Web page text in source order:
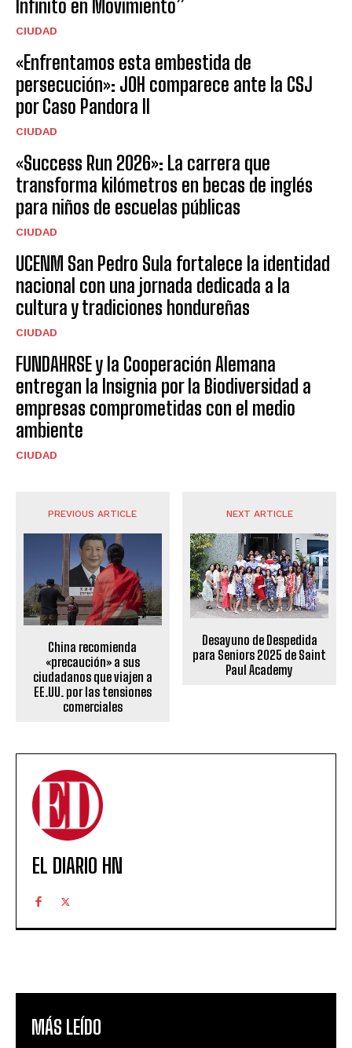
Infinito en Movimiento”
CIUDAD
«Enfrentamos esta embestida de
persecución»: JOH comparece ante la CSJ
por Caso Pandora II
CIUDAD
«Success Run 2026»: La carrera que
transforma kilómetros en becas de inglés
para niños de escuelas públicas
CIUDAD
UCENM San Pedro Sula fortalece la identidad
nacional con una jornada dedicada a la
cultura y tradiciones hondureñas
CIUDAD
FUNDAHRSE y la Cooperación Alemana
entregan la Insignia por la Biodiversidad a
empresas comprometidas con el medio
ambiente
CIUDAD
PREVIOUS ARTICLE
China recomienda
«precaución» a sus
ciudadanos que viajen a
EE.UU. por las tensiones
comerciales
NEXT ARTICLE
Desayuno de Despedida
para Seniors 2025 de Saint
Paul Academy
EL DIARIO HN
MÁS LEÍDO